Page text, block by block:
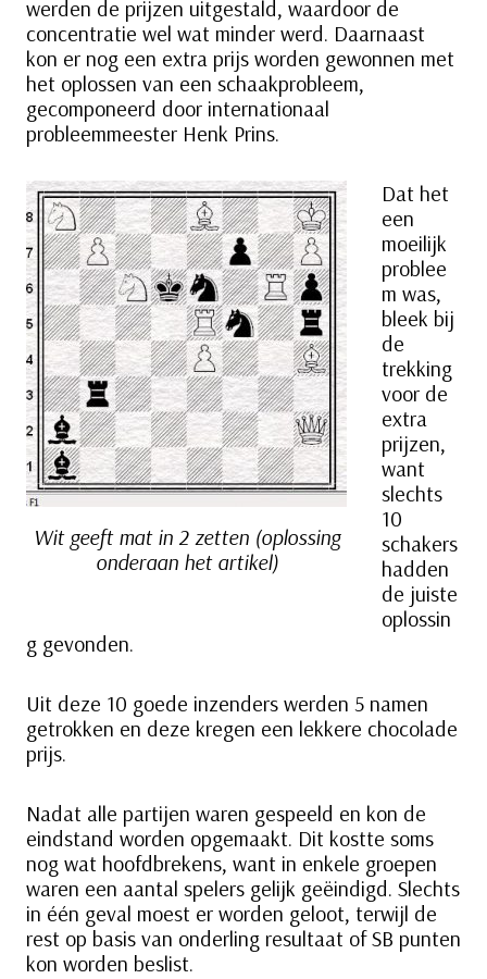
werden de prijzen uitgestald, waardoor de
concentratie wel wat minder werd. Daarnaast
kon er nog een extra prijs worden gewonnen met
het oplossen van een schaakprobleem,
gecomponeerd door internationaal
probleemmeester Henk Prins.
Wit geeft mat in 2 zetten (oplossing
onderaan het artikel)
Dat het
een
moeilijk
problee
m was,
bleek bij
de
trekking
voor de
extra
prijzen,
want
slechts
10
schakers
hadden
de juiste
oplossin
g gevonden.
Uit deze 10 goede inzenders werden 5 namen
getrokken en deze kregen een lekkere chocolade
prijs.
Nadat alle partijen waren gespeeld en kon de
eindstand worden opgemaakt. Dit kostte soms
nog wat hoofdbrekens, want in enkele groepen
waren een aantal spelers gelijk geëindigd. Slechts
in één geval moest er worden geloot, terwijl de
rest op basis van onderling resultaat of SB punten
kon worden beslist.